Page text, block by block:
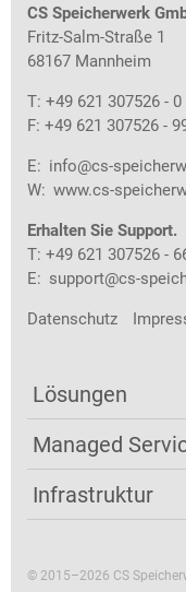
CS Speicherwerk
Fritz-Salm-Straße 1
68167 Mannheim
T: +49 621 307526 - 0
F: +49 621 307526 -
E: info@cs-
W: www.cs-
Erhalten Sie Support.
T: +49 621 307526 -
E: support@cs-
Datenschutz
Lösungen
Managed
Infrastruktur
© 2015–2026 CS